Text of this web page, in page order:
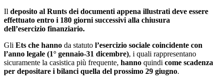
Il deposito al Runts dei documenti appena illustrati deve essere
effettuato entro i 180 giorni successivi alla chiusura
dell’esercizio finanziario.
Gli Ets che hanno da statuto l’esercizio sociale coincidente con
l’anno legale (1° gennaio-31 dicembre), i quali rappresentano
sicuramente la casistica più frequente, hanno quindi come scadenza
per depositare i bilanci quella del prossimo 29 giugno.